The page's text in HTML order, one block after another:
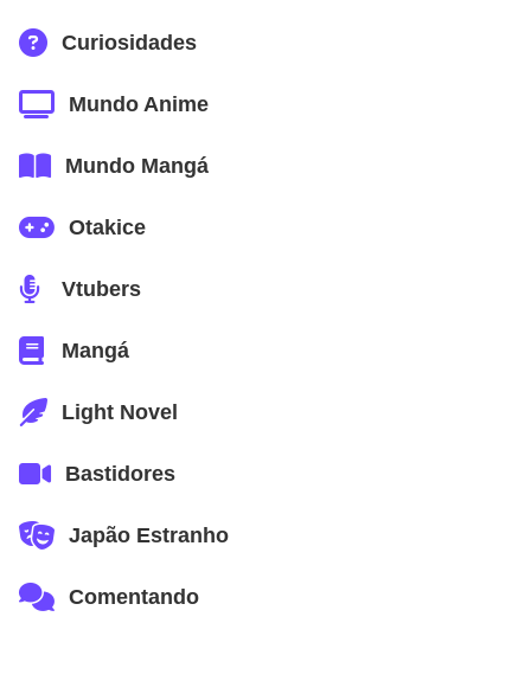
Curiosidades
Mundo Anime
Mundo Mangá
Otakice
Vtubers
Mangá
Light Novel
Bastidores
Japão Estranho
Comentando